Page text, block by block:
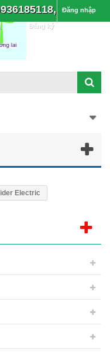
Đăng nhập
Đăng ký
Electric